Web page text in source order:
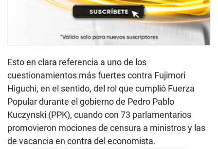
Esto en clara referencia a uno de los
cuestionamientos más fuertes contra Fujimori
Higuchi, en el sentido, del rol que cumplió Fuerza
Popular durante el gobierno de Pedro Pablo
Kuczynski (PPK), cuando con 73 parlamentarios
promovieron mociones de censura a ministros y las
de vacancia en contra del economista.